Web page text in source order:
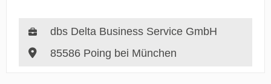
dbs Delta Business Service GmbH
85586 Poing bei München